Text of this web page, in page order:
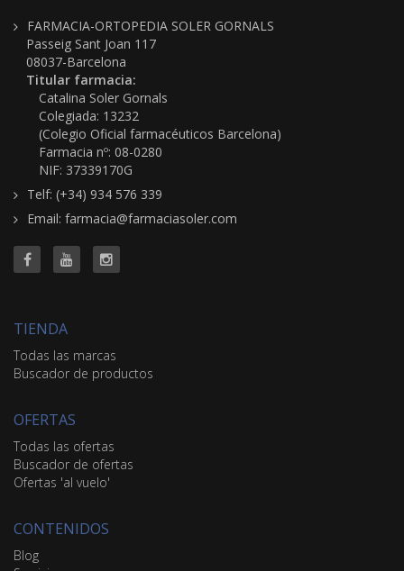
FARMACIA-ORTOPEDIA SOLER GORNALS
Passeig Sant Joan 117
08037-Barcelona
Titular farmacia:
Catalina Soler Gornals
Colegiada: 13232
(Colegio Oficial farmacéuticos Barcelona)
Farmacia nº: 08-0280
NIF: 37339170G
Telf: (+34) 934 576 339
Email: farmacia@farmaciasoler.com
TIENDA
Todas las marcas
Buscador de productos
OFERTAS
Todas las ofertas
Buscador de ofertas
Ofertas 'al vuelo'
CONTENIDOS
Blog